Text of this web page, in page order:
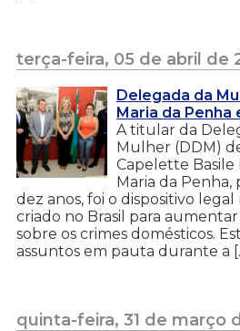
terça-feira, 05 de abril de
Delegada da
Maria da Penha
A titular da
Mulher (DDM)
Capelette Basile
Maria da
dez anos, foi o dispositivo
criado no Brasil para
sobre os crimes domésticos.
assuntos em pauta durante a
quinta-feira, 31 de março